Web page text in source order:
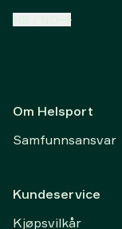
Om Helsport
Samfunnsansvar
Kundeservice
Kjøpsvilkår